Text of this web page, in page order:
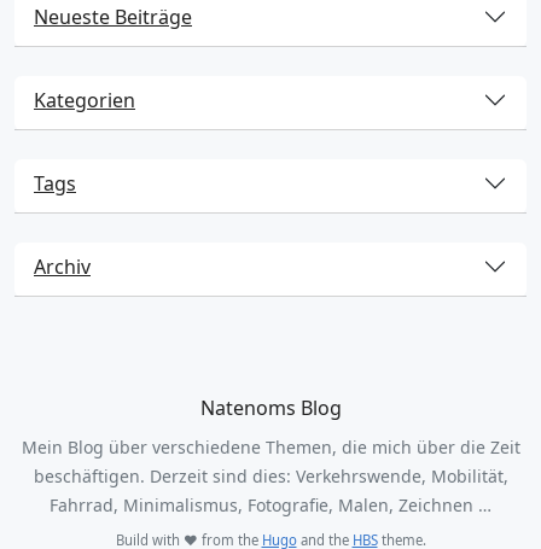
Neueste Beiträge
Kategorien
Tags
Archiv
Natenoms Blog
Mein Blog über verschiedene Themen, die mich über die Zeit
beschäftigen. Derzeit sind dies: Verkehrswende, Mobilität,
Fahrrad, Minimalismus, Fotografie, Malen, Zeichnen …
Build with ❤️ from the Hugoand the HBStheme.